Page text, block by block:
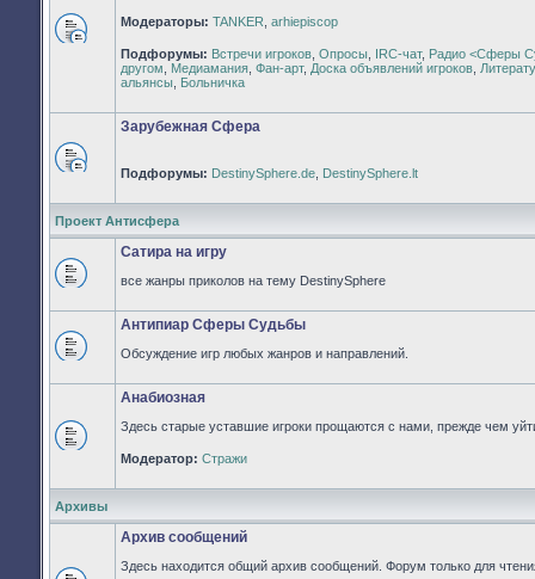
Нет
непрочитанных
сообщений
Модераторы: TANKER arhiepiscop
Подфорумы: Встречи игроков Опросы IRC-чат, Радио <Сферы
другом
Медиамания Фан-арт, Доска объявлений игроков
альянсы Больничка
Нет
сообщений
Зарубежная Сфера
Подфорумы: DestinySphere.de DestinySphere.lt
Проект Антисфера
сообщений
Сатира на игру
все жанры приколов на тему DestinySphere
сообщений
Антипиар Сферы Судьбы
Обсуждение игр любых жанров и направлений.
Нет
непрочитанных
Анабиозная
Здесь старые уставшие игроки прощаются с нами, прежде чем
Модератор: Стражи
Архивы
Архив сообщений
Здесь находится общий архив сообщений. Форум только для